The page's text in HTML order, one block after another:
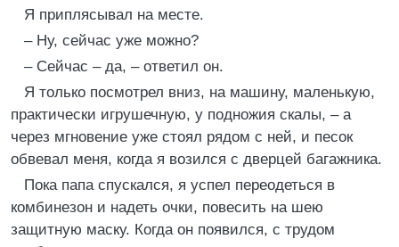
Я приплясывал на месте.
– Ну, сейчас уже можно?
– Сейчас – да, – ответил он.
Я только посмотрел вниз, на машину, маленькую,
практически игрушечную, у подножия скалы, – а
через мгновение уже стоял рядом с ней, и песок
обвевал меня, когда я возился с дверцей багажника.
Пока папа спускался, я успел переодеться в
комбинезон и надеть очки, повесить на шею
защитную маску. Когда он появился, с трудом